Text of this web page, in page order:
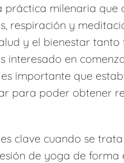
práctica milenaria que
respiración y
y el bienestar tanto
interesado en
importante que
para poder obtener
clave cuando se
de yoga de forma